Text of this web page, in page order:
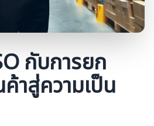
กับการยก
าสู่ความเป็น